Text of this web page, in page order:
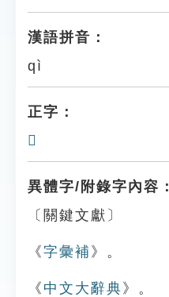
漢語拼音：
qì
正字：
𥽳
異體字/附錄字內容：
〔關鍵文獻〕
《字彙補 》。
《 中文大辭典 》。